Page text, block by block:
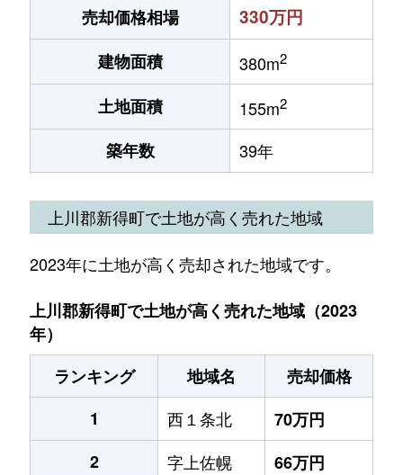
売却価格相場
330万円
建物面積 380m2
土地面積 155m2
築年数 39年
上川郡新得町で土地が高く売れた地域
2023年に土地が高く売却された地域です。
上川郡新得町で土地が高く売れた地域（2023
年）
ランキング
地域名
売却価格
1
西１条北
70万円
2
字上佐幌 66万円